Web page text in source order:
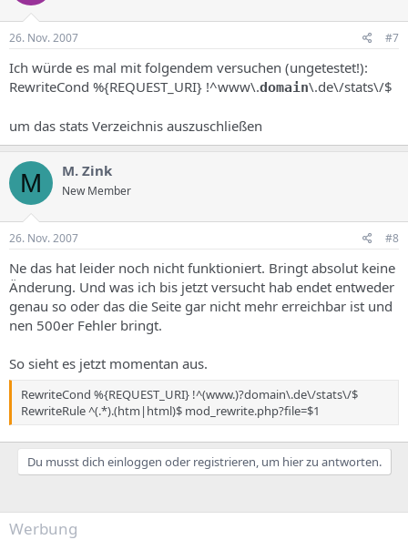
26. Nov. 2007 #7
Ich würde es mal mit folgendem versuchen (ungetestet!):
RewriteCond %{REQUEST_URI} !^www\.domain\.de\/stats\/$
um das stats Verzeichnis auszuschließen
M M. Zink
New Member
26. Nov. 2007 #8
Ne das hat leider noch nicht funktioniert. Bringt absolut keine
Änderung. Und was ich bis jetzt versucht hab endet entweder
genau so oder das die Seite gar nicht mehr erreichbar ist und
nen 500er Fehler bringt.
So sieht es jetzt momentan aus.
RewriteCond %{REQUEST_URI} !^(www.)?domain\.de\/stats\/$
RewriteRule ^(.*).(htm|html)$ mod_rewrite.php?file=$1
Du musst dich einloggen oder registrieren, um hier zu antworten.
Werbung